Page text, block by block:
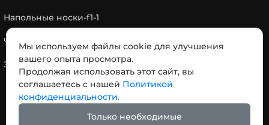
Напольные носки-f1-1
Чулок-s3
Зимние термоколготки-w2
КОНТАКТЫ
Мы используем файлы cookie для улучшения
вашего опыта просмотра.
Продолжая использовать этот сайт, вы
соглашаетесь с нашей Политикой
конфиденциальности.
Только необходимые